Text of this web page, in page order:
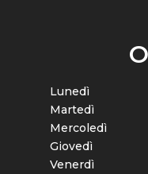
Lunedì
Martedì
Mercoledì
Giovedì
Venerdì